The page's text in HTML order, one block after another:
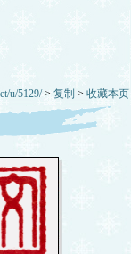
u/5129/> 复制 > 收藏本页